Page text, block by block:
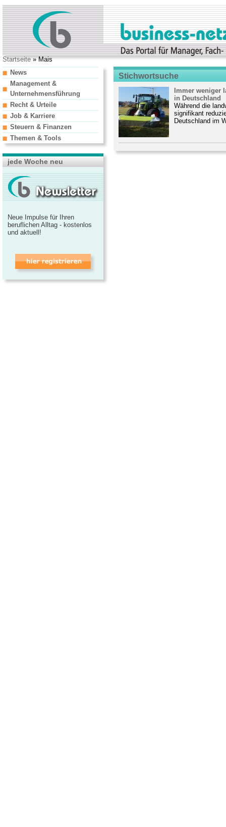
Startseite» Mais
Stichwortsuche
Immer weniger
in Deutschland
Während die
signifikant
Deutschland im
News
Management &
Unternehmensführung
Recht & Urteile
Job & Karriere
Steuern & Finanzen
Themen & Tools
jede Woche neu
Neue Impulse für Ihren
beruflichen Alltag - kostenlos
und aktuell!